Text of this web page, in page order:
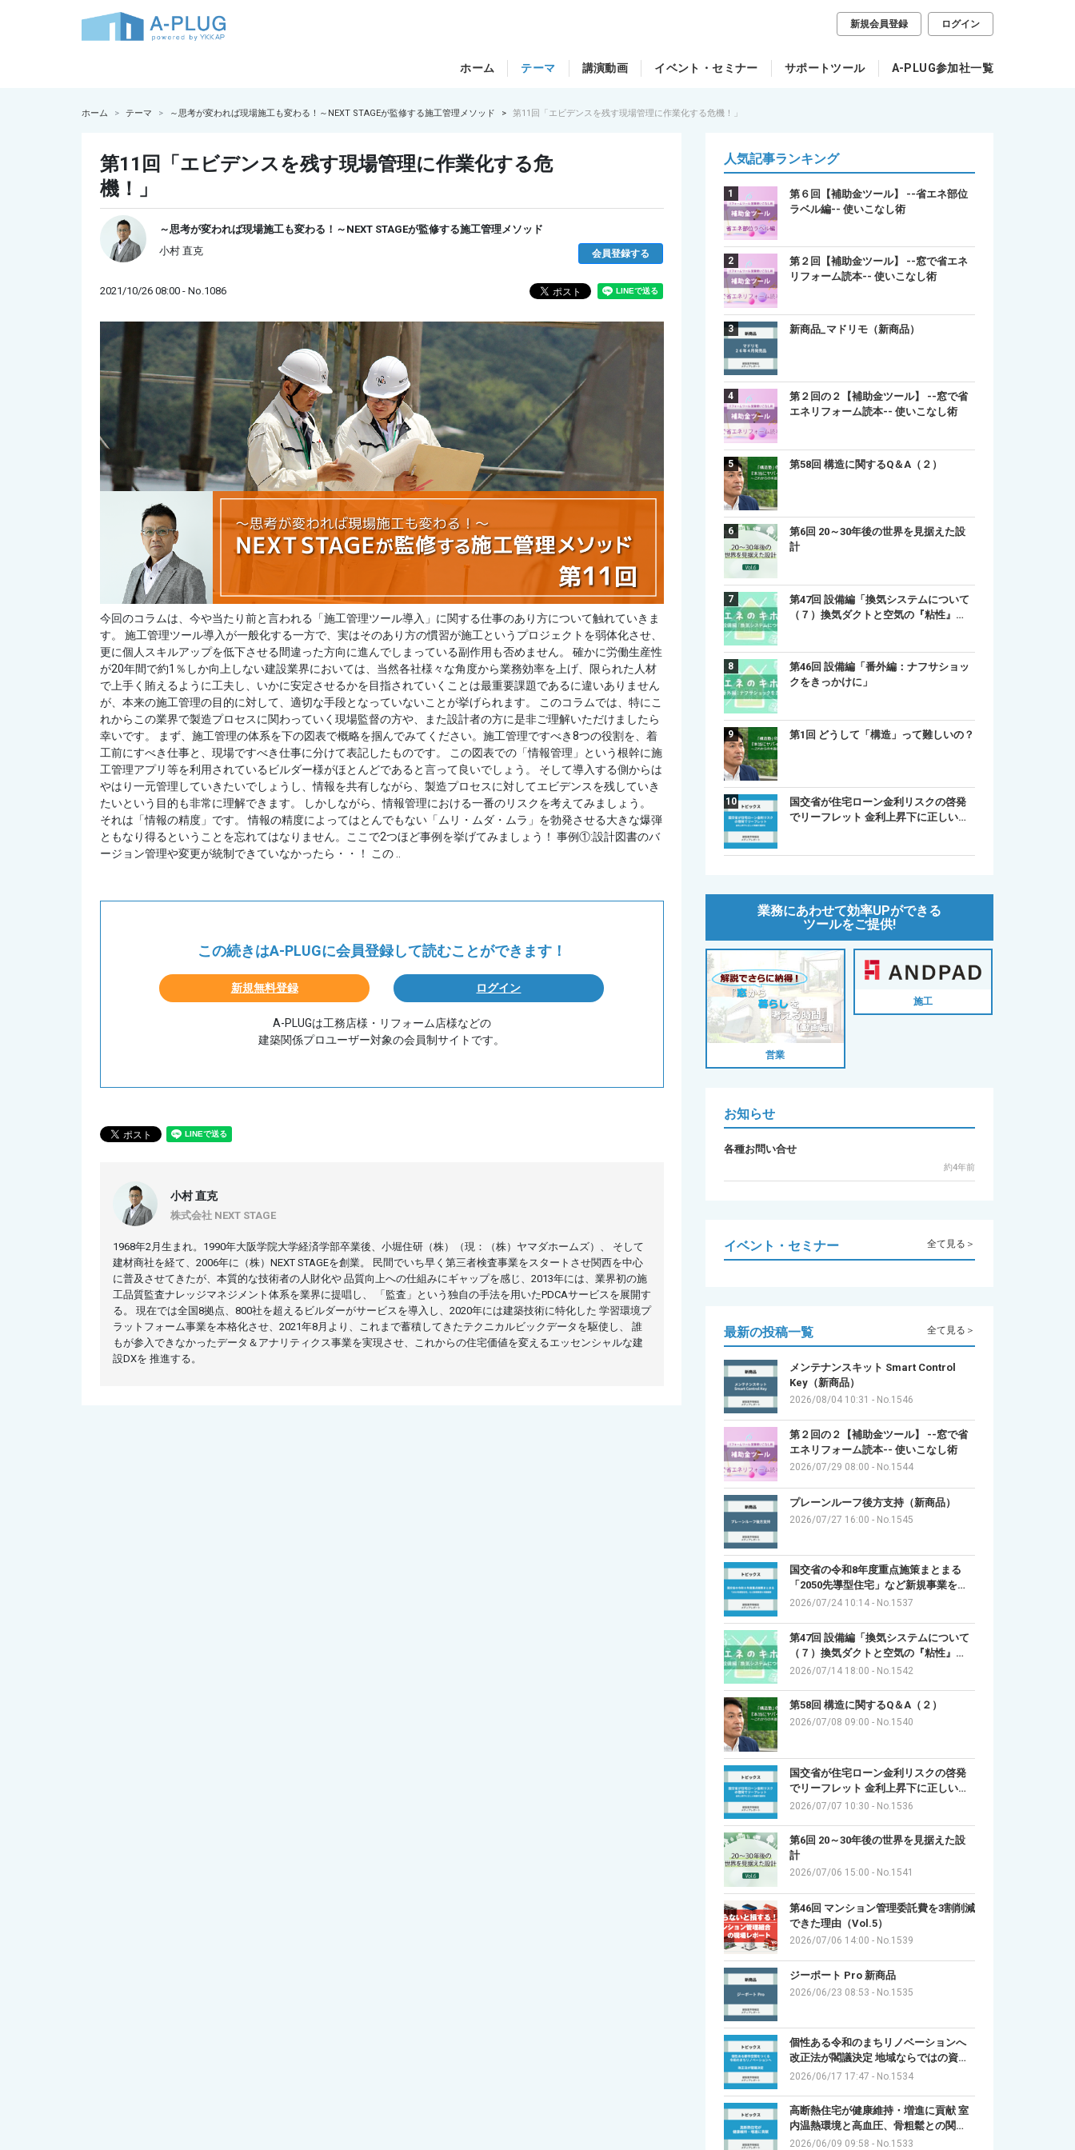
新規会員登録 ログイン
ホーム テーマ 講演動画 イベント・セミナー サポートツール A-PLUG参加社一覧
ホーム テーマ ～思考が変われば現場施工も変わる！～NEXT STAGEが監修する施工管理メソッド 第11回「エビデンスを残す現場管理に作業化する危機！」
第11回「エビデンスを残す現場管理に作業化する危
機！」
～思考が変われば現場施工も変わる！～NEXT STAGEが監修する施工管理メソッド
小村 直克
会員登録する
2021/10/26 08:00 - No.1086
今回のコラムは、今や当たり前と言われる「施工管理ツール導入」に関する仕事のあり方について触れていきま
す。 施工管理ツール導入が一般化する一方で、実はそのあり方の慣習が施工というプロジェクトを弱体化させ、
更に個人スキルアップを低下させる間違った方向に進んでしまっている副作用も否めません。 確かに労働生産性
が20年間で約1％しか向上しない建設業界においては、当然各社様々な角度から業務効率を上げ、限られた人材
で上手く賄えるように工夫し、いかに安定させるかを目指されていくことは最重要課題であるに違いありません
が、本来の施工管理の目的に対して、適切な手段となっていないことが挙げられます。 このコラムでは、特にこ
れからこの業界で製造プロセスに関わっていく現場監督の方や、また設計者の方に是非ご理解いただけましたら
幸いです。 まず、施工管理の体系を下の図表で概略を掴んでみてください。施工管理ですべき8つの役割を、着
工前にすべき仕事と、現場ですべき仕事に分けて表記したものです。 この図表での「情報管理」という根幹に施
工管理アプリ等を利用されているビルダー様がほとんどであると言って良いでしょう。 そして導入する側からは
やはり一元管理していきたいでしょうし、情報を共有しながら、製造プロセスに対してエビデンスを残していき
たいという目的も非常に理解できます。 しかしながら、情報管理における一番のリスクを考えてみましょう。
それは「情報の精度」です。 情報の精度によってはとんでもない「ムリ・ムダ・ムラ」を勃発させる大きな爆弾
ともなり得るということを忘れてはなりません。ここで2つほど事例を挙げてみましょう！ 事例①:設計図書のバ
ージョン管理や変更が統制できていなかったら・・！ この ..
この続きはA-PLUGに会員登録して読むことができます！
新規無料登録 ログイン
A-PLUGは工務店様・リフォーム店様などの
建築関係プロユーザー対象の会員制サイトです。
小村 直克
株式会社 NEXT STAGE
1968年2月生まれ。1990年大阪学院大学経済学部卒業後、小堀住研（株）（現：（株）ヤマダホームズ）、 そして
建材商社を経て、2006年に（株）NEXT STAGEを創業。 民間でいち早く第三者検査事業をスタートさせ関西を中心
に普及させてきたが、本質的な技術者の人財化や 品質向上への仕組みにギャップを感じ、2013年には、業界初の施
工品質監査ナレッジマネジメント体系を業界に提唱し、 「監査」という独自の手法を用いたPDCAサービスを展開す
る。 現在では全国8拠点、800社を超えるビルダーがサービスを導入し、2020年には建築技術に特化した 学習環境プ
ラットフォーム事業を本格化させ、2021年8月より、これまで蓄積してきたテクニカルビックデータを駆使し、 誰
もが参入できなかったデータ＆アナリティクス事業を実現させ、これからの住宅価値を変えるエッセンシャルな建
設DXを 推進する。
人気記事ランキング
第６回【補助金ツール】 --省エネ部位
ラベル編-- 使いこなし術
第２回【補助金ツール】 --窓で省エネ
リフォーム読本-- 使いこなし術
新商品_マドリモ（新商品）
第２回の２【補助金ツール】 --窓で省
エネリフォーム読本-- 使いこなし術
第58回 構造に関するQ＆A（２）
第6回 20～30年後の世界を見据えた設
計
第47回 設備編「換気システムについて
（７）換気ダクトと空気の『粘性』…
第46回 設備編「番外編：ナフサショッ
クをきっかけに」
第1回 どうして「構造」って難しいの？
国交省が住宅ローン金利リスクの啓発
でリーフレット 金利上昇下に正しい…
業務にあわせて効率UPができる
ツールをご提供!
営業
施工
お知らせ
各種お問い合せ
約4年前
イベント・セミナー 全て見る＞
最新の投稿一覧 全て見る＞
メンテナンスキット Smart Control
Key（新商品）
2026/08/04 10:31 - No.1546
第２回の２【補助金ツール】 --窓で省
エネリフォーム読本-- 使いこなし術
2026/07/29 08:00 - No.1544
プレーンルーフ後方支持（新商品）
2026/07/27 16:00 - No.1545
国交省の令和8年度重点施策まとまる
「2050先導型住宅」など新規事業を…
2026/07/24 10:14- No.1537
第47回 設備編「換気システムについて
（７）換気ダクトと空気の『粘性』…
2026/07/14 18:00 - No.1542
第58回 構造に関するQ＆A（２）
2026/07/08 09:00 - No.1540
国交省が住宅ローン金利リスクの啓発
でリーフレット 金利上昇下に正しい…
2026/07/07 10:30 - No.1536
第6回 20～30年後の世界を見据えた設
計
2026/07/06 15:00 - No.1541
第46回 マンション管理委託費を3割削減
できた理由（Vol.5）
2026/07/06 14:00 - No.1539
ジーポート Pro 新商品
2026/06/23 08:53 - No.1535
個性ある令和のまちリノベーションへ
改正法が閣議決定 地域ならではの資…
2026/06/17 17:47 - No.1534
高断熱住宅が健康維持・増進に貢献 室
内温熱環境と高血圧、骨粗鬆との関…
2026/06/09 09:58 - No.1533